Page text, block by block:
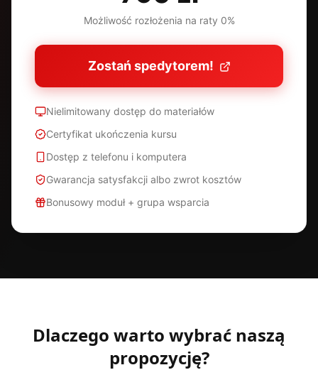
Możliwość rozłożenia na raty 0%
Zostań spedytorem!
Nielimitowany dostęp do materiałów
Certyfikat ukończenia kursu
Dostęp z telefonu i komputera
Gwarancja satysfakcji albo zwrot kosztów
Bonusowy moduł + grupa wsparcia
Dlaczego warto wybrać naszą
propozycję?